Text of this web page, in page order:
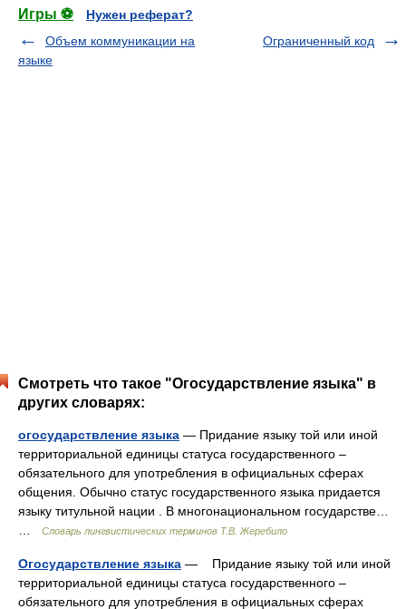
Игры ⚽
Нужен реферат?
Объем коммуникации на
языке
Ограниченный код
Смотреть что такое "Огосударствление языка" в
других словарях:
огосударствление языка — Придание языку той или иной
территориальной единицы статуса государственного –
обязательного для употребления в официальных сферах
общения. Обычно статус государственного языка придается
языку титульной нации . В многонациональном государстве…
Словарь лингвистических терминов Т.В. Жеребило
Огосударствление языка — Придание языку той или иной
территориальной единицы статуса государственного –
обязательного для употребления в официальных сферах